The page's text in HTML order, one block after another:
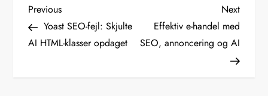
I
n
d
Previous
Post
Previous
Yoast SEO-fejl: Skjulte
AI HTML-klasser opdaget
Next
Post
Next
Effektiv e-handel med
SEO, annoncering og AI